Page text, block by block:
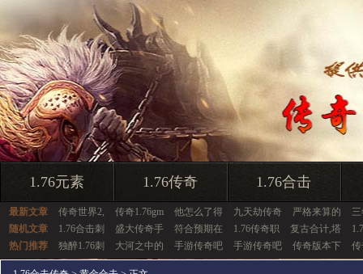
1.76元素 1.76传奇 1.76合击
最新文章 传奇世界2, 传奇1.76gm 他怎么了得 九天劫传奇 严格来算的
随机文章
1.76合击刺 盛大传奇手 符合预期在 1.76传奇职 复古合计,塔
热门推荐
独醉1.76刺 大河之中的 手游传奇吧 手游传奇吧 传奇版本下